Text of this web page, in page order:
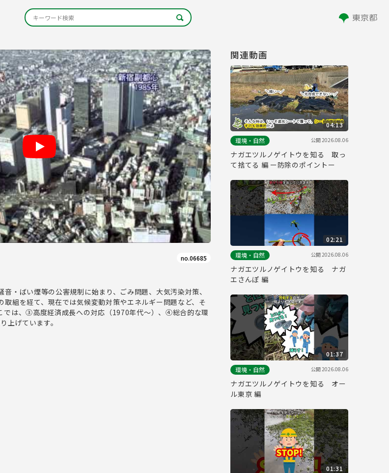
no.06685
・ばい煙等の公害規制に始まり、ごみ問題、大気汚染対策、
組を経て、現在では気候変動対策やエネルギー問題など、そ
では、③高度経済成長への対応（1970年代～）、④総合的な環
上げています。
関連動画
04:13
環境・自然
公開2026.08.06
ナガエツルノゲイトウを知る 取っ
て捨てる 編 ー防除のポイントー
02:21
環境・自然
公開2026.08.06
ナガエツルノゲイトウを知る ナガ
エさんぽ 編
01:37
環境・自然
公開2026.08.06
ナガエツルノゲイトウを知る オー
ル東京 編
01:31